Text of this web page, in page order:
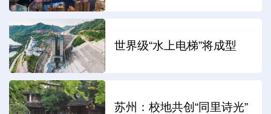
世界级“水上电梯”将成型
苏州：校地共创“同里诗光”